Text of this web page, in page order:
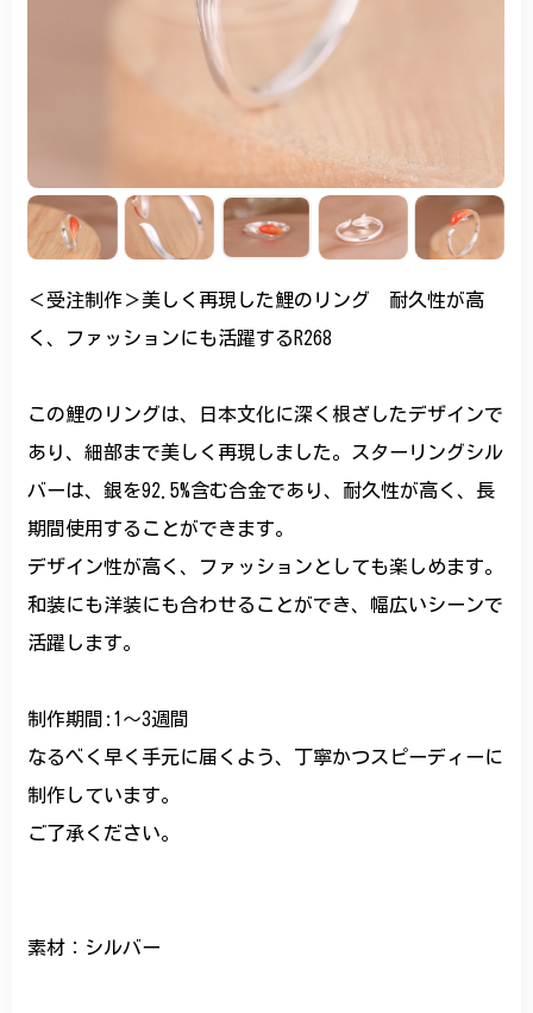
＜受注制作＞美しく再現した鯉のリング 耐久性が高
く、ファッションにも活躍するR268
この鯉のリングは、日本文化に深く根ざしたデザインで
あり、細部まで美しく再現しました。スターリングシル
バーは、銀を92.5%含む合金であり、耐久性が高く、長
期間使用することができます。
デザイン性が高く、ファッションとしても楽しめます。
和装にも洋装にも合わせることができ、幅広いシーンで
活躍します。
制作期間:1〜3週間
なるべく早く手元に届くよう、丁寧かつスピーディーに
制作しています。
ご了承ください。
素材：シルバー